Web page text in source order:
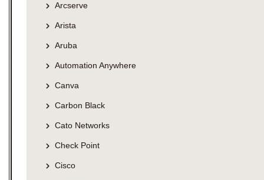
Arcserve
Arista
Aruba
Automation Anywhere
Canva
Carbon Black
Cato Networks
Check Point
Cisco